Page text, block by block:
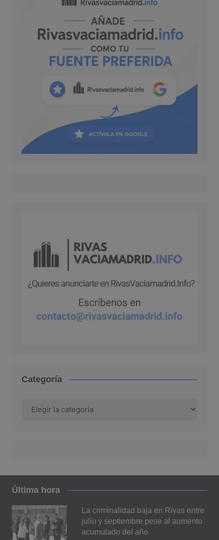
Categoría
Última hora
La criminalidad baja en Rivas entre
julio y septiembre pese al aumento
acumulado del año